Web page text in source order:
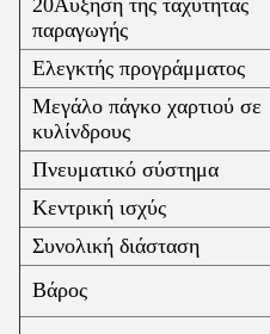
20Αύξηση της ταχύτητας
παραγωγής
Ελεγκτής προγράμματος
Μεγάλο πάγκο χαρτιού σε
κυλίνδρους
Πνευματικό σύστημα
Κεντρική ισχύς
Συνολική διάσταση
Βάρος